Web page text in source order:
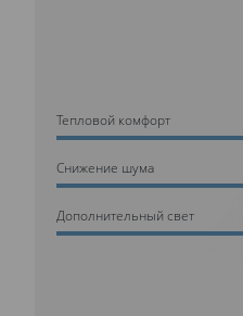
Тепловой комфорт
Cнижение шума
Дополнительный свет